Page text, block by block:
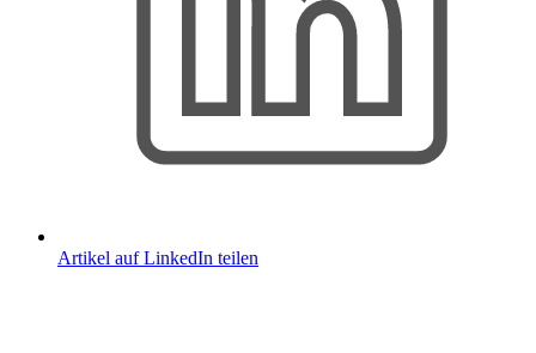
Artikel auf LinkedIn teilen